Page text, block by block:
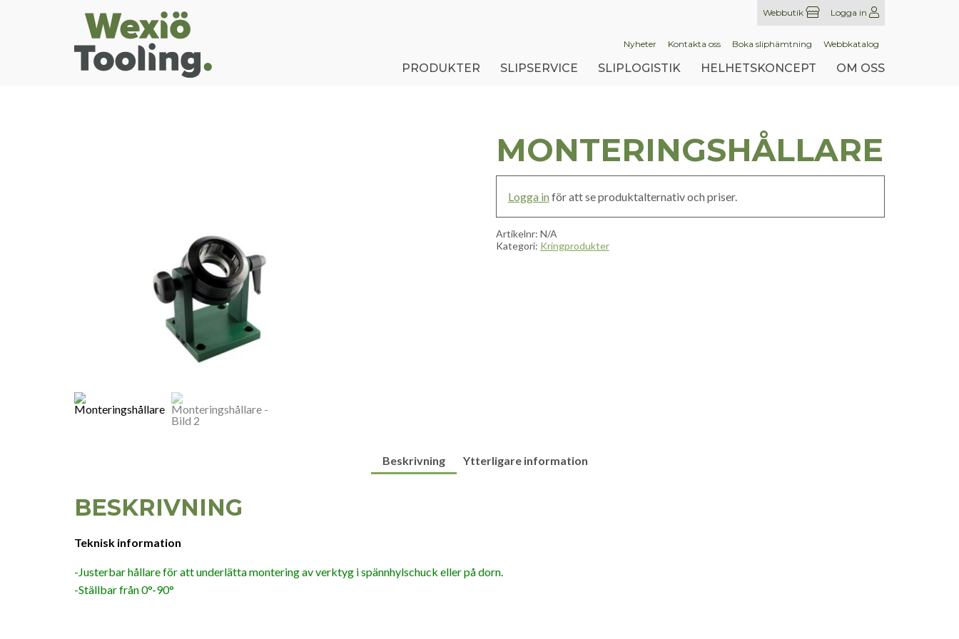
Webbutik Logga in
Nyheter Kontakta oss Boka sliphämtning Webbkatalog
PRODUKTER SLIPSERVICE SLIPLOGISTIK HELHETSKONCEPT OM OSS
MONTERINGSHÅLLARE
Logga inför att se produktalternativ och priser.
Artikelnr: N/A
Kategori: Kringprodukter
Beskrivning Ytterligare information
BESKRIVNING
Teknisk information
-Justerbar hållare för att underlätta montering av verktyg i spännhylschuck eller på dorn.
-Ställbar från 0°-90°